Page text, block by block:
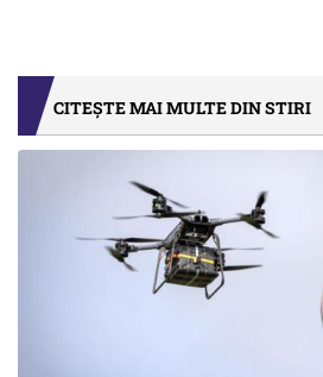
CITEȘTE MAI MULTE DIN STIRI